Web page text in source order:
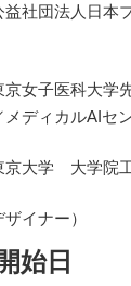
社団法人日本
女子医科大学
メディカルAIセ
大学 大学院工
イナー）
始日